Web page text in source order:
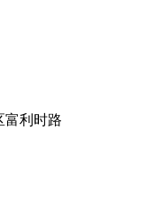
富利时路